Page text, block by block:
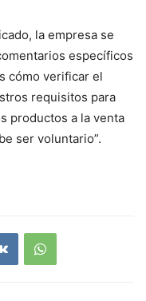
la empresa se
específicos
cómo verificar el
requisitos para
productos a la venta
ser voluntario”.